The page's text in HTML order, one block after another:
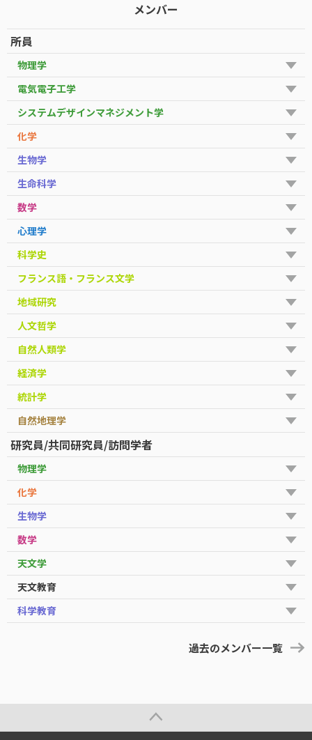
メンバー
所員
物理学
電気電子工学
システムデザインマネジメント学
化学
生物学
生命科学
数学
心理学
科学史
フランス語・フランス文学
地域研究
人文哲学
自然人類学
経済学
統計学
自然地理学
研究員/共同研究員/訪問学者
物理学
化学
生物学
数学
天文学
天文教育
科学教育
過去のメンバー一覧